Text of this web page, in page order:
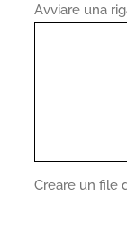
Avviare una
Creare un file